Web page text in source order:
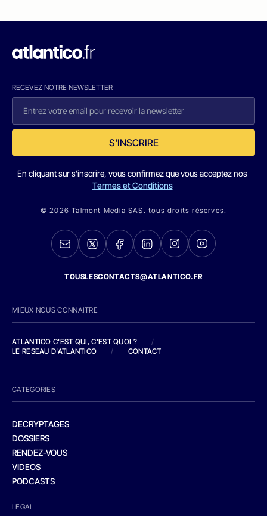
RECEVEZ NOTRE NEWSLETTER
S'INSCRIRE
En cliquant sur s'inscrire, vous confirmez que vous acceptez nos
Termes et Conditions
© 2026 Talmont Media SAS. tous droits réservés.
TOUSLESCONTACTS@ATLANTICO.FR
MIEUX NOUS CONNAITRE
ATLANTICO C'EST QUI, C'EST QUOI ?
/
LE RESEAU D'ATLANTICO
/ CONTACT
CATEGORIES
DECRYPTAGES
DOSSIERS
RENDEZ-VOUS
VIDEOS
PODCASTS
LEGAL